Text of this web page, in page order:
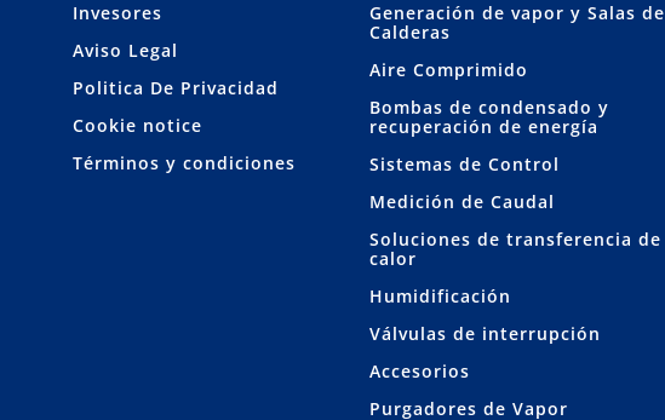
Invesores
Aviso Legal
Politica De Privacidad
Cookie notice
Términos y condiciones
Generación de vapor y Salas de
Calderas
Aire Comprimido
Bombas de condensado y
recuperación de energía
Sistemas de Control
Medición de Caudal
Soluciones de transferencia de
calor
Humidificación
Válvulas de interrupción
Accesorios
Purgadores de Vapor